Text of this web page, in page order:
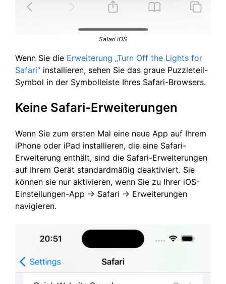
Safari iOS
Wenn Sie die Erweiterung „Turn Off the Lights for
Safari“ installieren, sehen Sie das graue Puzzleteil-
Symbol in der Symbolleiste Ihres Safari-Browsers.
Keine Safari-Erweiterungen
Wenn Sie zum ersten Mal eine neue App auf Ihrem
iPhone oder iPad installieren, die eine Safari-
Erweiterung enthält, sind die Safari-Erweiterungen
auf Ihrem Gerät standardmäßig deaktiviert. Sie
können sie nur aktivieren, wenn Sie zu Ihrer iOS-
Einstellungen-App -> Safari -> Erweiterungen
navigieren.